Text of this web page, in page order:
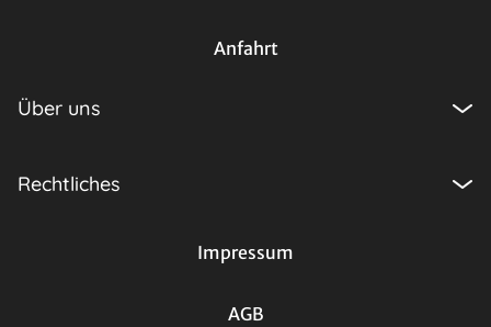
Anfahrt
Über uns
Rechtliches
Impressum
AGB